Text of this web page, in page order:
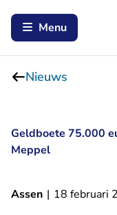
Menu
Nieuws
Geldboete 75.000
Meppel
Assen | 18 februari